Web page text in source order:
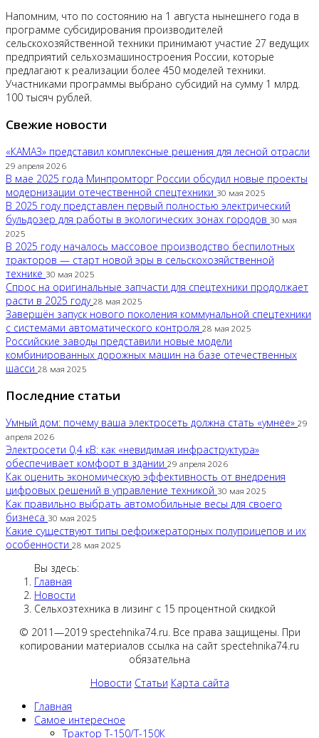
Напомним, что по состоянию на 1 августа нынешнего года в
программе субсидирования производителей
сельскохозяйственной техники принимают участие 27 ведущих
предприятий сельхозмашиностроения России, которые
предлагают к реализации более 450 моделей техники.
Участниками программы выбрано субсидий на сумму 1 млрд.
100 тысяч рублей.
Свежие новости
«КАМАЗ» представил комплексные решения для лесной отрасли
29 апреля 2026
В мае 2025 года Минпромторг России обсудил новые проекты
модернизации отечественной спецтехники 30 мая 2025
В 2025 году представлен первый полностью электрический
бульдозер для работы в экологических зонах городов 30 мая
2025
В 2025 году началось массовое производство беспилотных
тракторов — старт новой эры в сельскохозяйственной
технике 30 мая 2025
Спрос на оригинальные запчасти для спецтехники продолжает
расти в 2025 году 28 мая 2025
Завершён запуск нового поколения коммунальной спецтехники
с системами автоматического контроля 28 мая 2025
Российские заводы представили новые модели
комбинированных дорожных машин на базе отечественных
шасси 28 мая 2025
Последние статьи
Умный дом: почему ваша электросеть должна стать «умнее» 29
апреля 2026
Электросети 0,4 кВ: как «невидимая инфраструктура»
обеспечивает комфорт в здании 29 апреля 2026
Как оценить экономическую эффективность от внедрения
цифровых решений в управление техникой 30 мая 2025
Как правильно выбрать автомобильные весы для своего
бизнеса 30 мая 2025
Какие существуют типы рефрижераторных полуприцепов и их
особенности 28 мая 2025
Вы здесь:
Главная
Новости
Сельхозтехника в лизинг с 15 процентной скидкой
© 2011—2019 spectehnika74.ru. Все права защищены. При
копировании материалов ссылка на сайт spectehnika74.ru
обязательна
Новости Статьи Карта сайта
Главная
Самое интересное
Трактор Т-150/Т-150К